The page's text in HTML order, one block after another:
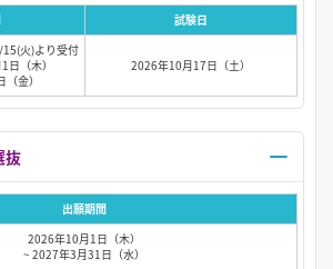
試験日
火)より受付
（木）
金）
2026年10月17日（土）
出願期間
2026年10月1日（木）
~ 2027年3月31日（水）